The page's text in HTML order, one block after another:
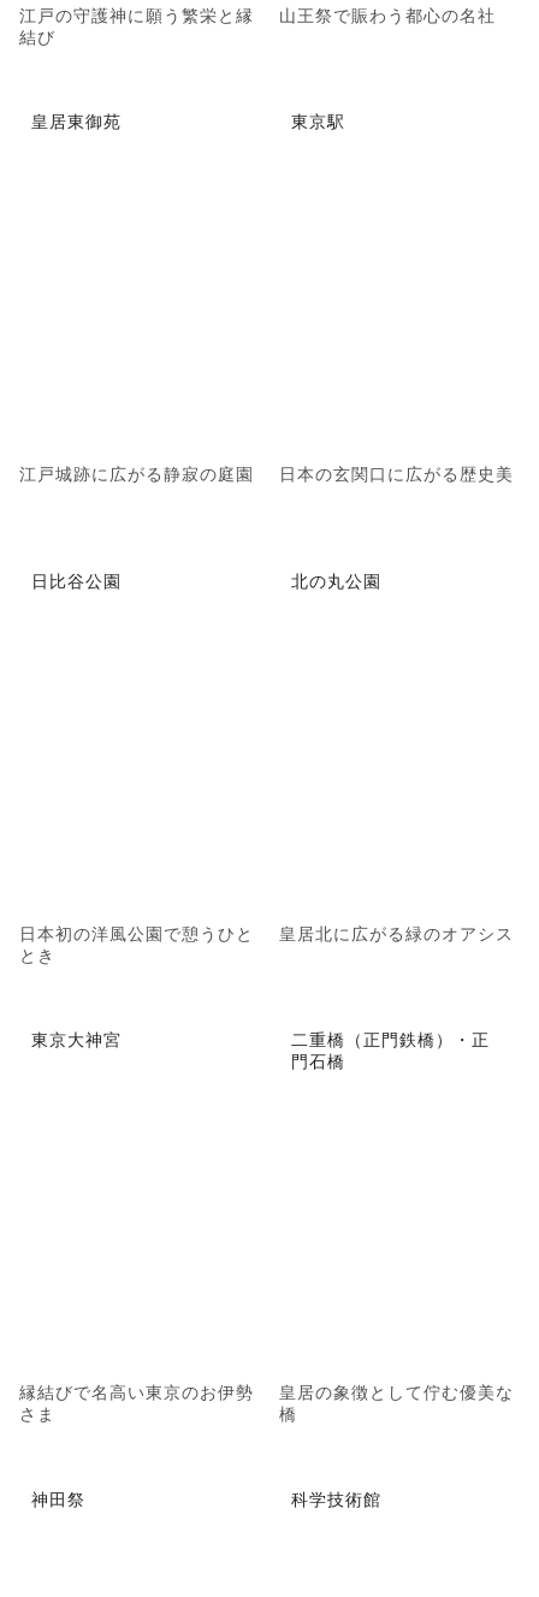
江戸の守護神に願う繁栄と縁
結び
山王祭で賑わう都心の名社
皇居東御苑
江戸城跡に広がる静寂の庭園
東京駅
日本の玄関口に広がる歴史美
日比谷公園
日本初の洋風公園で憩うひと
とき
北の丸公園
皇居北に広がる緑のオアシス
東京大神宮
縁結びで名高い東京のお伊勢
さま
二重橋（正門鉄橋）・正
門石橋
皇居の象徴として佇む優美な
橋
神田祭 科学技術館